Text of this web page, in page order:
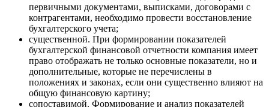
первичными документами, выписками, договорами с
контрагентами, необходимо провести восстановление
бухгалтерского учета;
существенной. При формировании показателей
бухгалтерской финансовой отчетности компания имеет
право отображать не только основные показатели, но и
дополнительные, которые не перечислены в
положениях и законах, если они существенно влияют на
общую финансовую картину;
сопоставимой. Формирование и анализ показателей